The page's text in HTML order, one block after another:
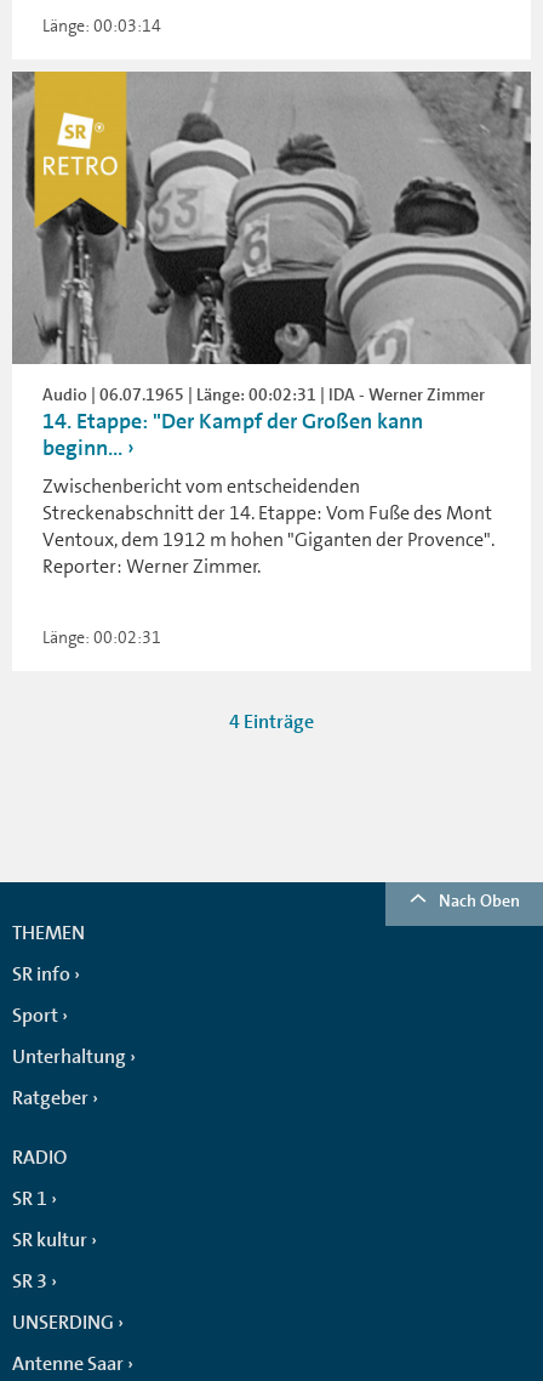
Länge: 00:03:14
Audio | 06.07.1965 | Länge: 00:02:31 | IDA - Werner Zimmer
14. Etappe: "Der Kampf der Großen kann
beginn...
Zwischenbericht vom entscheidenden
Streckenabschnitt der 14. Etappe: Vom Fuße des Mont
Ventoux, dem 1912 m hohen "Giganten der Provence".
Reporter: Werner Zimmer.
Länge: 00:02:31
4 Einträge
Nach Oben
THEMEN
SR info
Sport
Unterhaltung
Ratgeber
RADIO
SR 1
SR kultur
SR 3
UNSERDING
Antenne Saar